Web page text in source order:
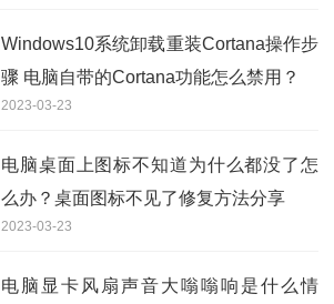
Windows10系统卸载重装Cortana操作步
骤 电脑自带的Cortana功能怎么禁用？
2023-03-23
电脑桌面上图标不知道为什么都没了怎
么办？桌面图标不见了修复方法分享
2023-03-23
电脑显卡风扇声音大嗡嗡响是什么情